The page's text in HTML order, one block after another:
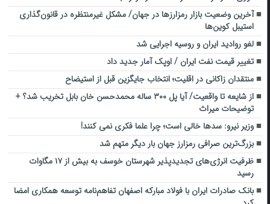
آخرین وضعیت بازار رمزارز‌ها در جهان/ مشکل غیرمنتظره در قانون‌گذاری
استیبل کوین‌ها
لغو روادید ایران و روسیه اجرایی شد
تغییر قیمت نفت ایران / اوپک آمار جدید داد
منتقدان زاکانی در اقلیت؛ انتخاب جایگزین قبل از استیضاح
از شایعه تا واقعیت/ آیا پل ۳۰۰ ساله محمدحسن خان بابل تخریب شد؟ +
توضیحات میراث
وزیر نیرو: سدها خالی است؛ چرا علما فکری نمی کنند!
بزرگ‌ترین صرافی رمزارز جهان بار دیگر متهم شد
ظرفیت انرژی‌های تجدیدپذیر شهرستان خوسف به بیش از ۱۷ مگاوات
رسید
بانک صادرات ایران با فولاد مبارکه اصفهان تفاهم‌نامه توسعه همکاری امضا